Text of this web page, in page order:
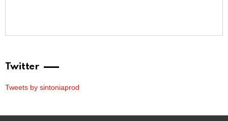
Twitter
Tweets by sintoniaprod